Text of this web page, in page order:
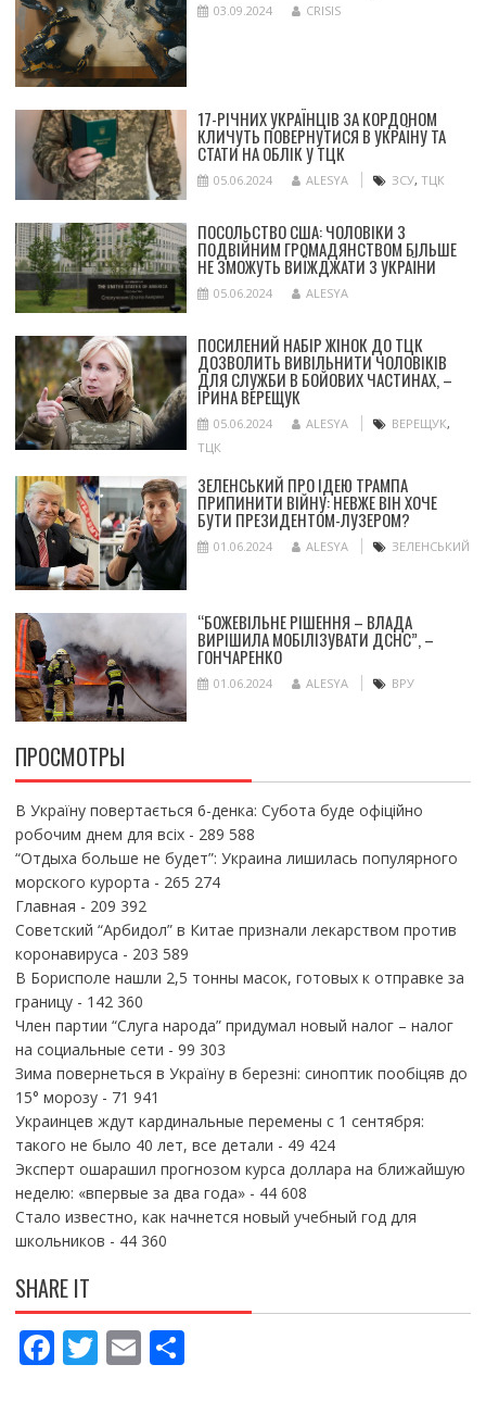
03.09.2024 CRISIS
17-РІЧНИХ УКРАЇНЦІВ ЗА КОРДОНОМ
КЛИЧУТЬ ПОВЕРНУТИСЯ В УКРАЇНУ ТА
СТАТИ НА ОБЛІК У ТЦК
05.06.2024 ALESYA ЗСУ, ТЦК
ПОСОЛЬСТВО США: ЧОЛОВІКИ З
ПОДВІЙНИМ ГРОМАДЯНСТВОМ БІЛЬШЕ
НЕ ЗМОЖУТЬ ВИЇЖДЖАТИ З УКРАЇНИ
05.06.2024 ALESYA
ПОСИЛЕНИЙ НАБІР ЖІНОК ДО ТЦК
ДОЗВОЛИТЬ ВИВІЛЬНИТИ ЧОЛОВІКІВ
ДЛЯ СЛУЖБИ В БОЙОВИХ ЧАСТИНАХ, –
ІРИНА ВЕРЕЩУК
05.06.2024 ALESYA ВЕРЕЩУК,
ТЦК
ЗЕЛЕНСЬКИЙ ПРО ІДЕЮ ТРАМПА
ПРИПИНИТИ ВІЙНУ: НЕВЖЕ ВІН ХОЧЕ
БУТИ ПРЕЗИДЕНТОМ-ЛУЗЕРОМ?
01.06.2024 ALESYA ЗЕЛЕНСЬКИЙ
“БОЖЕВІЛЬНЕ РІШЕННЯ – ВЛАДА
ВИРІШИЛА МОБІЛІЗУВАТИ ДСНС”, –
ГОНЧАРЕНКО
01.06.2024 ALESYA ВРУ
ПРОСМОТРЫ
В Україну повертається 6-денка: Субота буде офіційно
робочим днем для всіх- 289 588
“Отдыха больше не будет”: Украина лишилась популярного
морского курорта - 265 274
Главная - 209 392
Советский “Арбидол” в Китае признали лекарством против
коронавируса - 203 589
В Борисполе нашли 2,5 тонны масок, готовых к отправке за
границу- 142 360
Член партии “Слуга народа” придумал новый налог – налог
на социальные сети - 99 303
Зима повернеться в Україну в березні: синоптик пообіцяв до
15° морозу- 71 941
Украинцев ждут кардинальные перемены с 1 сентября:
такого не было 40 лет, все детали - 49 424
Эксперт ошарашил прогнозом курса доллара на ближайшую
неделю: «впервые за два года»- 44 608
Стало известно, как начнется новый учебный год для
школьников - 44 360
SHARE IT
F
ac
T
w
E
m
П